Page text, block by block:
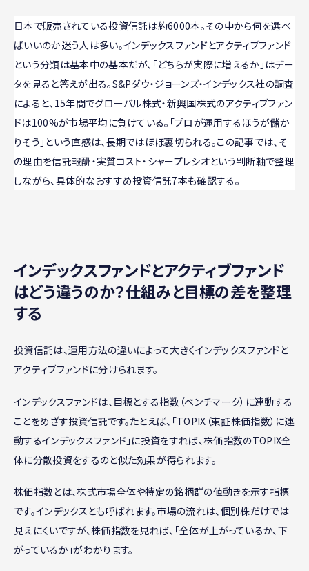
日本で販売されている投資信託は約6000本。その中から何を選べ
ばいいのか迷う人は多い。インデックスファンドとアクティブファンド
という分類は基本中の基本だが、「どちらが実際に増えるか」はデー
タを見ると答えが出る。S&Pダウ・ジョーンズ・インデックス社の調査
によると、15年間でグローバル株式・新興国株式のアクティブファン
ドは100%が市場平均に負けている。「プロが運用するほうが儲か
りそう」という直感は、長期ではほぼ裏切られる。この記事では、そ
の理由を信託報酬・実質コスト・シャープレシオという判断軸で整理
しながら、具体的なおすすめ投資信託7本も確認する。
インデックスファンドとアクティブファンド
はどう違うのか？仕組みと目標の差を整理
する
投資信託は、運用方法の違いによって大きくインデックスファンドと
アクティブファンドに分けられます。
インデックスファンドは、目標とする指数（ベンチマーク）に連動する
ことをめざす投資信託です。たとえば、「TOPIX（東証株価指数）に連
動するインデックスファンド」に投資をすれば、株価指数のTOPIX全
体に分散投資をするのと似た効果が得られます。
株価指数とは、株式市場全体や特定の銘柄群の値動きを示す指標
です。インデックスとも呼ばれます。市場の流れは、個別株だけでは
見えにくいですが、株価指数を見れば、「全体が上がっているか、下
がっているか」がわかります。